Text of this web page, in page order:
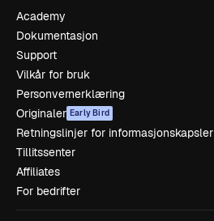
Academy
Dokumentasjon
Support
Vilkår for bruk
Personvernerklæring
Originaler Early Bird
Retningslinjer for informasjonskapsler
Tillitssenter
Affiliates
For bedrifter